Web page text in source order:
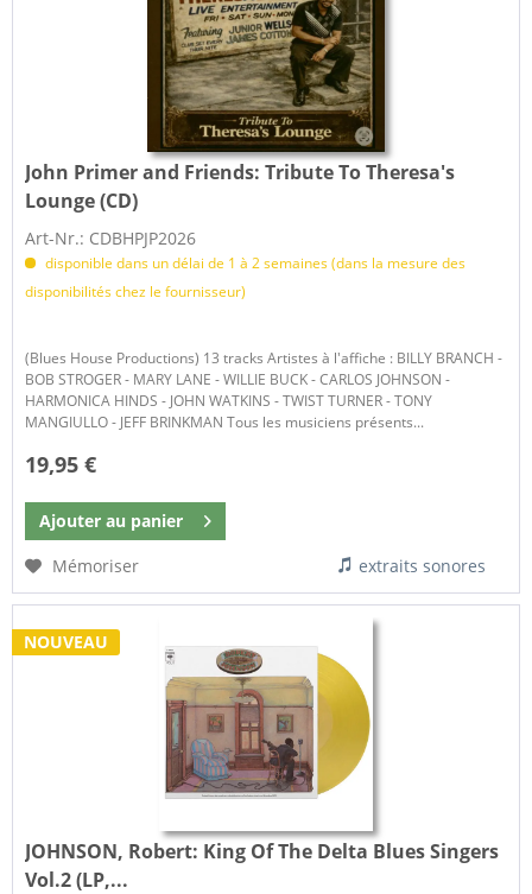
John Primer and Friends:Tribute To Theresa's
Lounge (CD)
Art-Nr.: CDBHPJP2026
disponible dans un délai de 1 à 2 semaines (dans la mesure des
disponibilités chez le fournisseur)
(Blues House Productions) 13 tracks Artistes à l'affiche : BILLY BRANCH -
BOB STROGER - MARY LANE - WILLIE BUCK - CARLOS JOHNSON -
HARMONICA HINDS - JOHN WATKINS - TWIST TURNER - TONY
MANGIULLO - JEFF BRINKMAN Tous les musiciens présents...
19,95 €
Ajouter au panier
Mémoriser
extraits sonores
NOUVEAU
JOHNSON, Robert: King Of The Delta Blues Singers
Vol.2 (LP,...